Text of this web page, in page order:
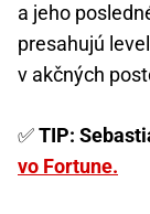
a jeho
presahujú
v akčných
✅TIP:
vo Fortune.